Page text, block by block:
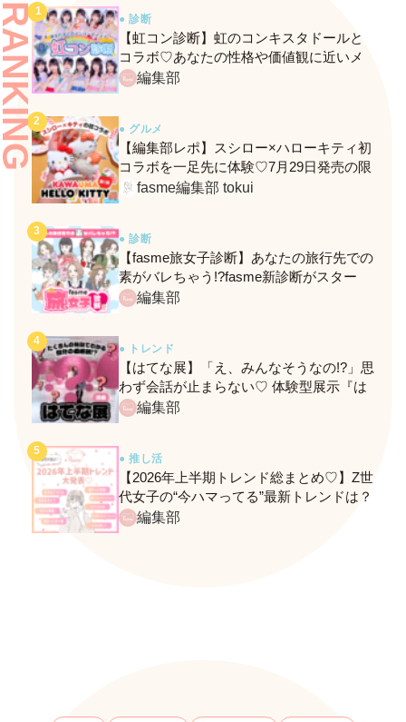
● 診断
【虹コン診断】虹のコンキスタドールと
コラボ♡あなたの性格や価値観に近いメ
ンバーがわかる、fasmeの新診断がスター
編集部
● グルメ
【編集部レポ】スシロー×ハローキティ初
コラボを一足先に体験♡7月29日発売の限
定メニュー＆グッズをレポ！
fasme編集部 tokui
● 診断
【fasme旅女子診断】あなたの旅行先での
素がバレちゃう!?fasme新診断がスター
ト！編集部
● トレンド
【はてな展】「え、みんなそうなの!?」思
わず会話が止まらない♡ 体験型展示『は
てな展』に行ってきたレポ
編集部
● 推し活
【2026年上半期トレンド総まとめ♡】Z世
代女子の“今ハマってる”最新トレンドは？
ネクストバズ予報もチェック♪
編集部